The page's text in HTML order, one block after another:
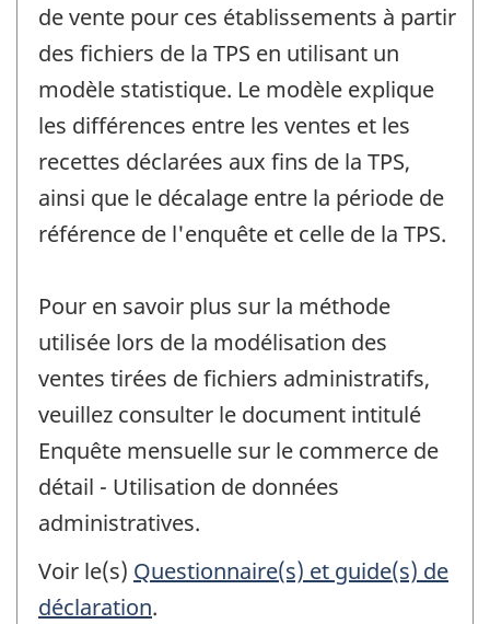
de vente pour ces établissements à partir
des fichiers de la TPS en utilisant un
modèle statistique. Le modèle explique
les différences entre les ventes et les
recettes déclarées aux fins de la TPS,
ainsi que le décalage entre la période de
référence de l'enquête et celle de la TPS.
Pour en savoir plus sur la méthode
utilisée lors de la modélisation des
ventes tirées de fichiers administratifs,
veuillez consulter le document intitulé
Enquête mensuelle sur le commerce de
détail - Utilisation de données
administratives.
Voir le(s) Questionnaire(s) et guide(s) de
déclaration.